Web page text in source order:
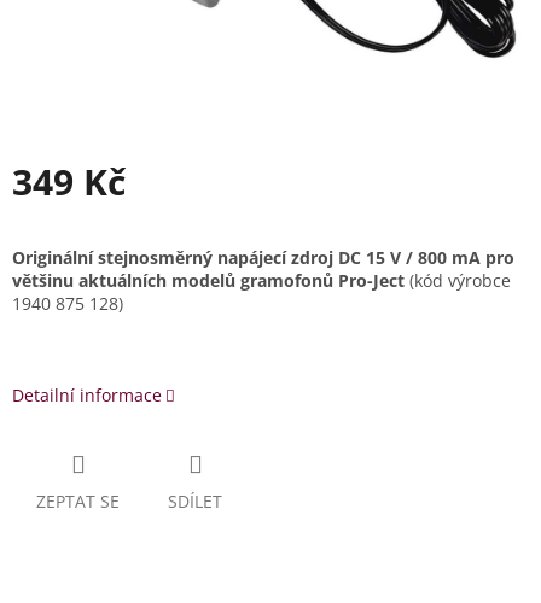
349 Kč
cena:
Originální stejnosměrný napájecí zdroj DC 15 V / 800 mA pro
většinu aktuálních modelů gramofonů Pro-Ject (kód výrobce
1940 875 128)
Detailní informace
ZEPTAT SE SDÍLET